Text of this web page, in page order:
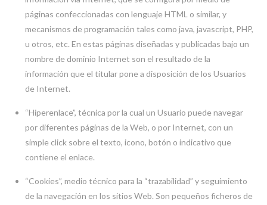
páginas confeccionadas con lenguaje HTML o similar, y
mecanismos de programación tales como java, javascript, PHP,
u otros, etc. En estas páginas diseñadas y publicadas bajo un
nombre de dominio Internet son el resultado de la
información que el titular pone a disposición de los Usuarios
de Internet.
“Hiperenlace”, técnica por la cual un Usuario puede navegar
por diferentes páginas de la Web, o por Internet, con un
simple click sobre el texto, icono, botón o indicativo que
contiene el enlace.
“Cookies”, medio técnico para la “trazabilidad” y seguimiento
de la navegación en los sitios Web. Son pequeños ficheros de